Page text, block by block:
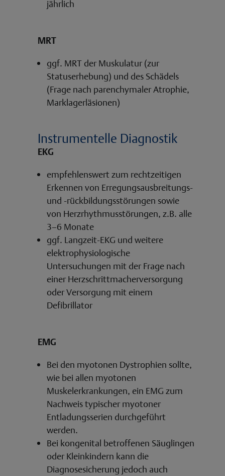
jährlich
MRT
ggf. MRT der Muskulatur (zur
Statuserhebung) und des Schädels
(Frage nach parenchymaler Atrophie,
Marklagerläsionen)
Instrumentelle Diagnostik
EKG
empfehlenswert zum rechtzeitigen
Erkennen von Erregungsausbreitungs-
und -rückbildungsstörungen sowie
von Herzrhythmusstörungen, z.B. alle
3–6 Monate
ggf. Langzeit-EKG und weitere
elektrophysiologische
Untersuchungen mit der Frage nach
einer Herzschrittmacherversorgung
oder Versorgung mit einem
Defibrillator
EMG
Bei den myotonen Dystrophien sollte,
wie bei allen myotonen
Muskelerkrankungen, ein EMG zum
Nachweis typischer myotoner
Entladungsserien durchgeführt
werden.
Bei kongenital betroffenen Säuglingen
oder Kleinkindern kann die
Diagnosesicherung jedoch auch